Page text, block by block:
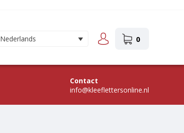
Nederlands 0
Contact
info@kleeflettersonline.nl